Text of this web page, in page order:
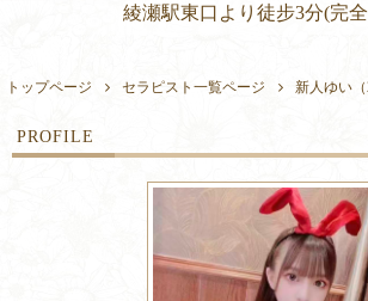
綾瀬駅東口より徒步3分(完
トップページ セラピスト一覧ページ 新人ゆい（
PROFILE